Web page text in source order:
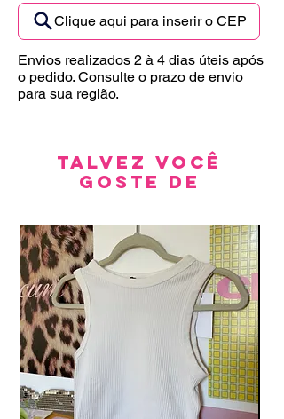
Clique aqui para inserir o CEP
Envios realizados 2 à 4 dias úteis após
o pedido. Consulte o prazo de envio
para sua região.
Talvez você
goste de